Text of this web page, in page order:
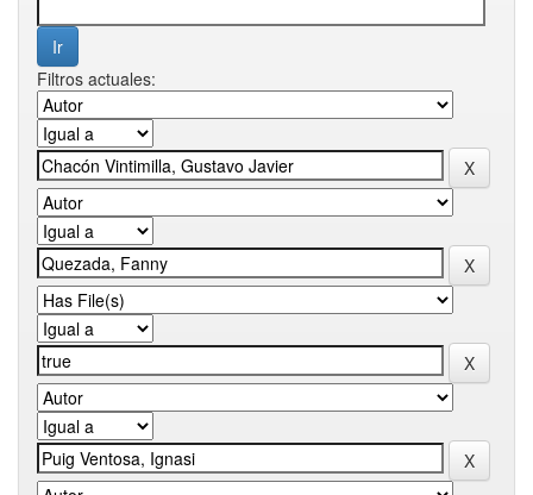
Filtros actuales: